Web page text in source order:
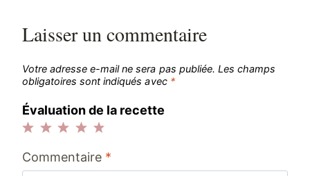
Laisser un commentaire
Votre adresse e-mail ne sera pas publiée. Les champs
obligatoires sont indiqués avec *
Évaluation de la recette
étoiles
étoiles
étoiles
étoiles
étoile
Commentaire *